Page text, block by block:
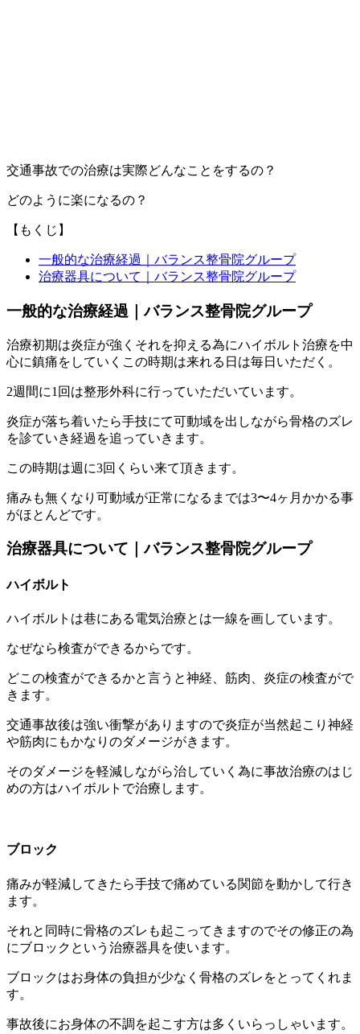
交通事故での治療は実際どんなことをするの？
どのように楽になるの？
【もくじ】
一般的な治療経過｜バランス整骨院グループ
治療器具について｜バランス整骨院グループ
一般的な治療経過｜バランス整骨院グループ
治療初期は炎症が強くそれを抑える為にハイボルト治療を中
心に鎮痛をしていくこの時期は来れる日は毎日いただく。
2週間に1回は整形外科に行っていただいています。
炎症が落ち着いたら手技にて可動域を出しながら骨格のズレ
を診ていき経過を追っていきます。
この時期は週に3回くらい来て頂きます。
痛みも無くなり可動域が正常になるまでは3〜4ヶ月かかる事
がほとんどです。
治療器具について｜バランス整骨院グループ
ハイボルト
ハイボルトは巷にある電気治療とは一線を画しています。
なぜなら検査ができるからです。
どこの検査ができるかと言うと神経、筋肉、 炎症の検査がで
きます。
交通事故後は強い衝撃がありますので炎症が当然起こり神経
や筋肉にもかなりのダメージがきます。
そのダメージを軽減しながら治していく為に事故治療のはじ
めの方はハイボルトで治療します。
ブロック
痛みが軽減してきたら手技で痛めている関節を動かして行き
ます。
それと同時に骨格のズレも起こってきますのでその修正の為
にブロ ックという治療器具を使います。
ブロックはお身体の負担が少なく骨格のズレをとってくれま
す。
事故後にお身体の不調を起こす方は多くいらっしゃいます。